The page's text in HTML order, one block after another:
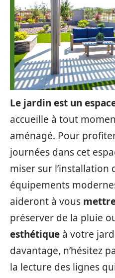
Le jardin est un
accueille à tout
aménagé. Pour
journées dans cet
miser sur l’installation
équipements
aideront à vous
préserver de la pluie
esthétique à votre
davantage, n’hésitez
la lecture des lignes